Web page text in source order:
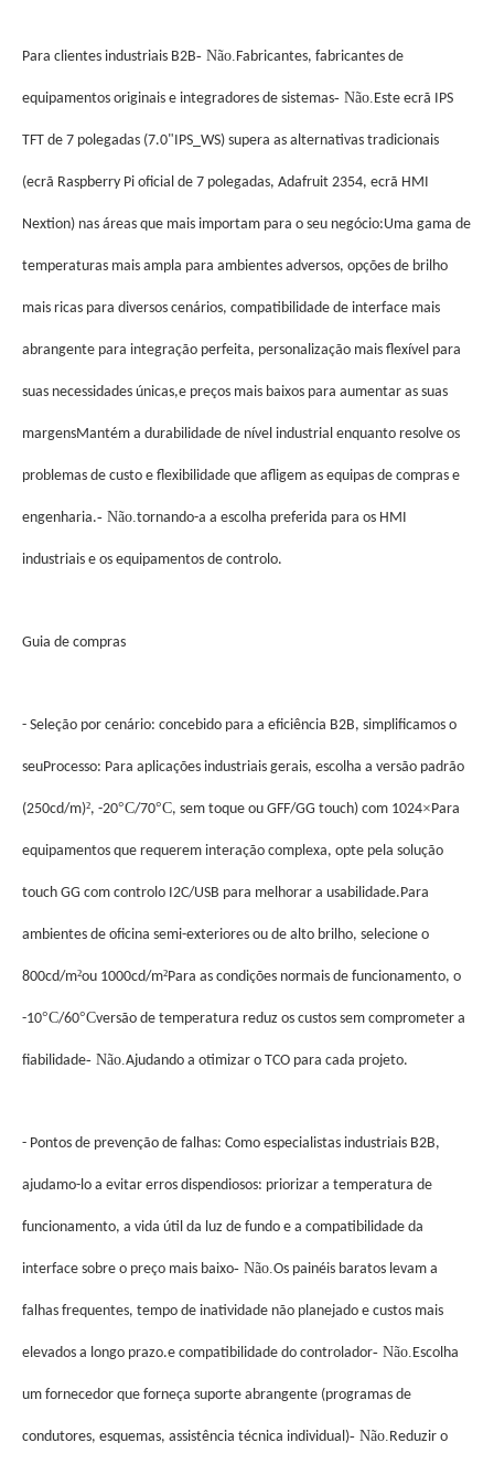
Para clientes industriais B2B- Não.Fabricantes, fabricantes de
equipamentos originais e integradores de sistemas- Não.Este ecrã IPS
TFT de 7 polegadas (7.0"IPS_WS) supera as alternativas tradicionais
(ecrã Raspberry Pi oficial de 7 polegadas, Adafruit 2354, ecrã HMI
Nextion) nas áreas que mais importam para o seu negócio:Uma gama de
temperaturas mais ampla para ambientes adversos, opções de brilho
mais ricas para diversos cenários, compatibilidade de interface mais
abrangente para integração perfeita, personalização mais flexível para
suas necessidades únicas,e preços mais baixos para aumentar as suas
margensMantém a durabilidade de nível industrial enquanto resolve os
problemas de custo e flexibilidade que afligem as equipas de compras e
engenharia.- Não.tornando-a a escolha preferida para os HMI
industriais e os equipamentos de controlo.
Guia de compras
- Seleção por cenário: concebido para a eficiência B2B, simplificamos o
seuProcesso: Para aplicações industriais gerais, escolha a versão padrão
(250cd/m)², -20°C/70°C, sem toque ou GFF/GG touch) com 1024×Para
equipamentos que requerem interação complexa, opte pela solução
touch GG com controlo I2C/USB para melhorar a usabilidade.Para
ambientes de oficina semi-exteriores ou de alto brilho, selecione o
800cd/m²ou 1000cd/m²Para as condições normais de funcionamento, o
-10°C/60°Cversão de temperatura reduz os custos sem comprometer a
fiabilidade- Não.Ajudando a otimizar o TCO para cada projeto.
- Pontos de prevenção de falhas: Como especialistas industriais B2B,
ajudamo-lo a evitar erros dispendiosos: priorizar a temperatura de
funcionamento, a vida útil da luz de fundo e a compatibilidade da
interface sobre o preço mais baixo- Não.Os painéis baratos levam a
falhas frequentes, tempo de inatividade não planejado e custos mais
elevados a longo prazo.e compatibilidade do controlador- Não.Escolha
um fornecedor que forneça suporte abrangente (programas de
condutores, esquemas, assistência técnica individual)- Não.Reduzir o